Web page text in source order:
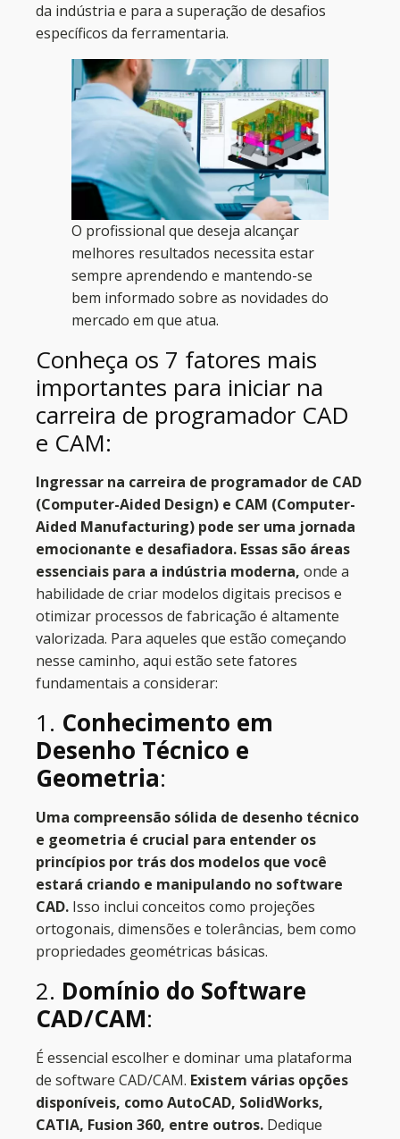
da indústria e para a superação de desafios
específicos da ferramentaria.
O profissional que deseja alcançar
melhores resultados necessita estar
sempre aprendendo e mantendo-se
bem informado sobre as novidades do
mercado em que atua.
Conheça os 7 fatores mais
importantes para iniciar na
carreira de programador CAD
e CAM:
Ingressar na carreira de programador de CAD
(Computer-Aided Design) e CAM (Computer-
Aided Manufacturing) pode ser uma jornada
emocionante e desafiadora. Essas são áreas
essenciais para a indústria moderna, onde a
habilidade de criar modelos digitais precisos e
otimizar processos de fabricação é altamente
valorizada. Para aqueles que estão começando
nesse caminho, aqui estão sete fatores
fundamentais a considerar:
1. Conhecimento em
Desenho Técnico e
Geometria:
Uma compreensão sólida de desenho técnico
e geometria é crucial para entender os
princípios por trás dos modelos que você
estará criando e manipulando no software
CAD. Isso inclui conceitos como projeções
ortogonais, dimensões e tolerâncias, bem como
propriedades geométricas básicas.
2. Domínio do Software
CAD/CAM:
É essencial escolher e dominar uma plataforma
de software CAD/CAM. Existem várias opções
disponíveis, como AutoCAD, SolidWorks,
CATIA, Fusion 360, entre outros. Dedique